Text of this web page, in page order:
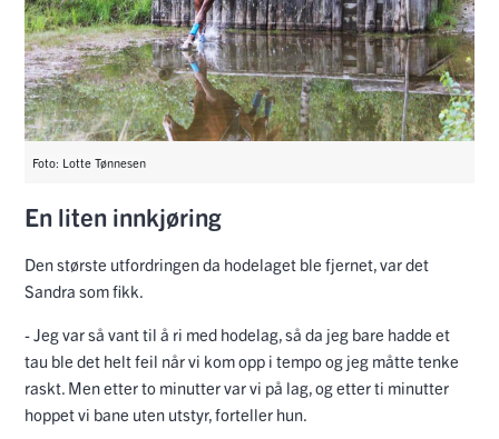
Foto: Lotte Tønnesen
En liten innkjøring
Den største utfordringen da hodelaget ble fjernet, var det
Sandra som fikk.
- Jeg var så vant til å ri med hodelag, så da jeg bare hadde et
tau ble det helt feil når vi kom opp i tempo og jeg måtte tenke
raskt. Men etter to minutter var vi på lag, og etter ti minutter
hoppet vi bane uten utstyr, forteller hun.